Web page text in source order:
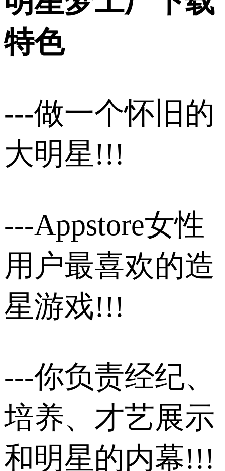
特色
---做一个怀旧的
大明星!!!
---Appstore女性
用户最喜欢的造
星游戏!!!
---你负责经纪、
培养、才艺展示
和明星的内幕!!!